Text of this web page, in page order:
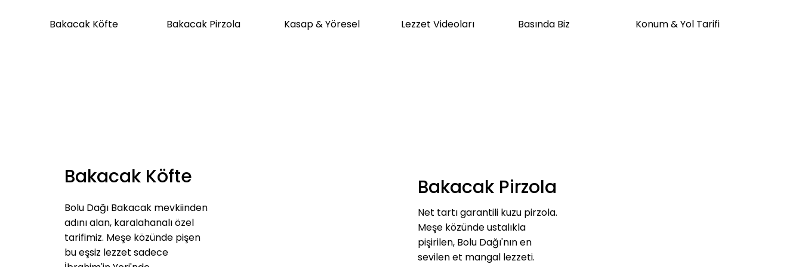
Bakacak Köfte Bakacak Pirzola Kasap & Yöresel Lezzet Videoları Basında Biz Konum & Yol Tarifi
Bakacak Köfte
Bolu Dağı Bakacak mevkiinden
adını alan, karalahanalı özel
tarifimiz. Meşe közünde pişen
bu eşsiz lezzet sadece
Bakacak Pirzola
Net tartı garantili kuzu pirzola.
Meşe közünde ustalıkla
pişirilen, Bolu Dağı'nın en
sevilen et mangal lezzeti.